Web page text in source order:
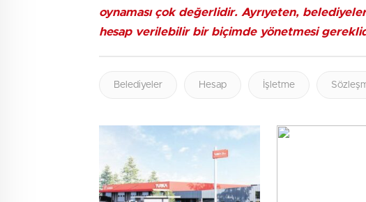
oynaması çok değerlidir. Ayrıyeten,
hesap verilebilir bir biçimde yönetmesi
Belediyeler Hesap İşletme